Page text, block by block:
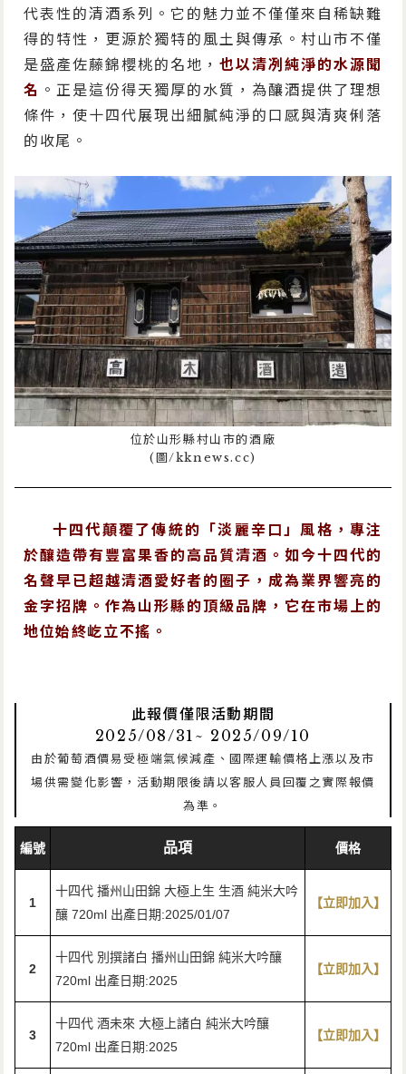
代表性的清酒系列。它的魅力並不僅僅來自稀缺難
得的特性，更源於獨特的風土與傳承。村山市不僅
是盛產佐藤錦櫻桃的名地，也以清冽純淨的水源聞
名 。正是這份得天獨厚的水質，為釀酒提供了理想
條件，使十四代展現出細膩純淨的口感與清爽俐落
的收尾。
位於山形縣村山市的酒廠
(圖/kknews.cc)
十四代顛覆了傳統的「淡麗辛口」風格，專注
於釀造帶有豐富果香的高品質清酒。如今十四代的
名聲早已超越清酒愛好者的圈子，成為業界響亮的
金字招牌。作為山形縣的頂級品牌，它在市場上的
地位始終屹立不搖。
此報價僅限活動期間
2025/08/31~ 2025/09/10
由於葡萄酒價易受極端氣候減產、國際運輸價格上漲以及市
場供需變化影響，活動期限後請以客服人員回覆之實際報價
為準。
編號 品項 價格
1
十四代 播州山田錦 大極上生 生酒 純米大吟
釀 720ml 出產日期:2025/01/07
【立即加入】
2
十四代 別撰諸白 播州山田錦 純米大吟釀
720ml 出產日期:2025
【立即加入】
3
十四代 酒未來 大極上諸白 純米大吟釀
720ml 出產日期:2025
【立即加入】